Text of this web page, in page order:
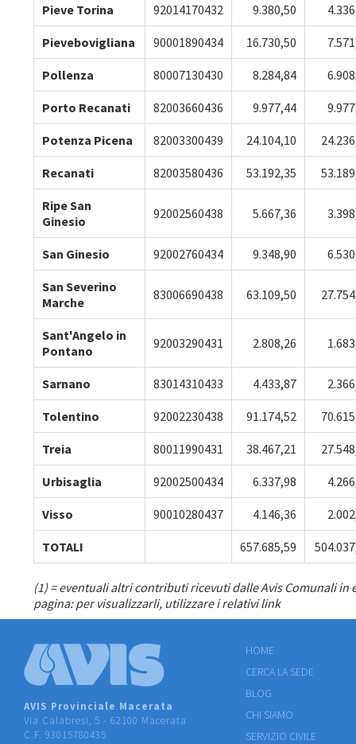
Pieve Torina 92014170432 9.380,50
Pievebovigliana 90001890434 16.730,50
Pollenza 80007130430 8.284,84
Porto Recanati 82003660436 9.977,44
Potenza Picena 82003300439 24.104,10
Recanati 82003580436 53.192,35
Ripe San
Ginesio
92002560438 5.667,36
San Ginesio 92002760434 9.348,90
San Severino
Marche
83006690438 63.109,50
Sant'Angelo in
Pontano
92003290431 2.808,26
Sarnano 83014310433 4.433,87
Tolentino 92002230438 91.174,52
Treia 80011990431 38.467,21
Urbisaglia 92002500434 6.337,98
Visso 90010280437 4.146,36
TOTALI 657.685,59
(1) = eventuali altri contributi ricevuti dalle Avis Comunali
pagina: per visualizzarli, utilizzare i relativi link
AVIS Provinciale Macerata
Via Calabresi, 5 - 62100 Macerata
C.F. 93015780435
HOME
CERCA LA SEDE
BLOG
CHI SIAMO
SERVIZIO CIVILE